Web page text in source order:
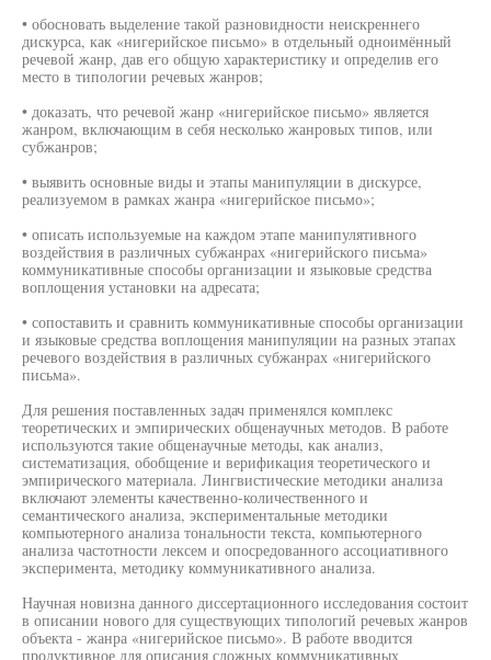
• обосновать выделение такой разновидности неискреннего
дискурса, как «нигерийское письмо» в отдельный одноимённый
речевой жанр, дав его общую характеристику и определив его
место в типологии речевых жанров;
• доказать, что речевой жанр «нигерийское письмо» является
жанром, включающим в себя несколько жанровых типов, или
субжанров;
• выявить основные виды и этапы манипуляции в дискурсе,
реализуемом в рамках жанра «нигерийское письмо»;
• описать используемые на каждом этапе манипулятивного
воздействия в различных субжанрах «нигерийского письма»
коммуникативные способы организации и языковые средства
воплощения установки на адресата;
• сопоставить и сравнить коммуникативные способы организации
и языковые средства воплощения манипуляции на разных этапах
речевого воздействия в различных субжанрах «нигерийского
письма».
Для решения поставленных задач применялся комплекс
теоретических и эмпирических общенаучных методов. В работе
используются такие общенаучные методы, как анализ,
систематизация, обобщение и верификация теоретического и
эмпирического материала. Лингвистические методики анализа
включают элементы качественно-количественного и
семантического анализа, экспериментальные методики
компьютерного анализа тональности текста, компьютерного
анализа частотности лексем и опосредованного ассоциативного
эксперимента, методику коммуникативного анализа.
Научная новизна данного диссертационного исследования состоит
в описании нового для существующих типологий речевых жанров
объекта - жанра «нигерийское письмо». В работе вводится
продуктивное для описания сложных коммуникативных